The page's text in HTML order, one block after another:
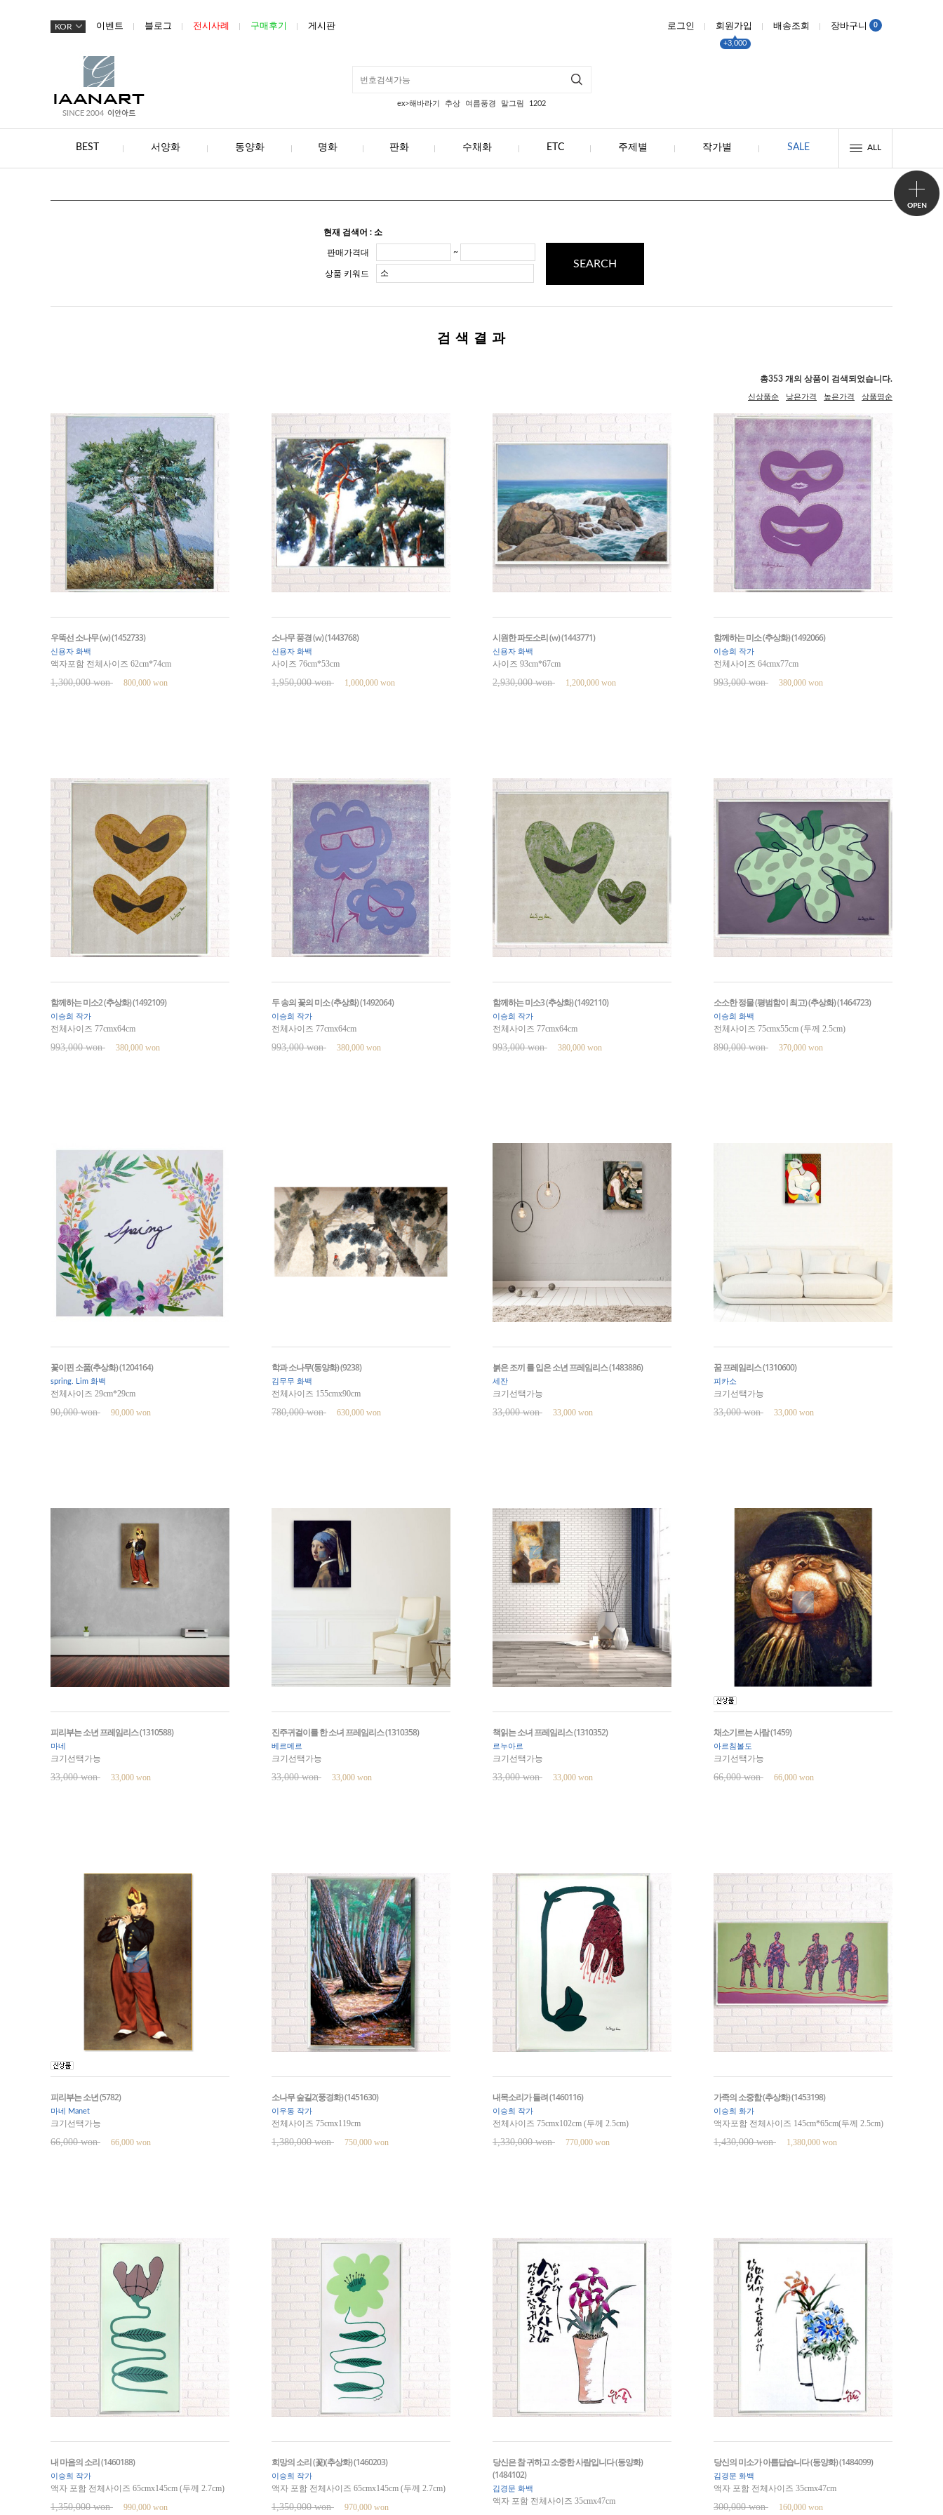
KOR 이벤트 블로그 전시사례 구매후기 게시판 로그인 회원가입
+3,000
배송조회 장바구니 0
ex>해바라기 추상 여름풍경 말그림 1202
BEST 서양화 동양화 명화 판화 수채화 ETC 주제별 작가별 SALE ALL
현재 검색어 : 소
판매가격대 ~
SEARCH
상품 키워드
검 색 결 과
총353 개의 상품이 검색되었습니다.
상품명순
높은가격
낮은가격
신상품순
우뚝선 소나무 (w) (1452733)
신용자 화백
액자포함 전체사이즈 62cm*74cm
1,300,000 won 800,000 won
소나무 풍경 (w) (1443768)
신용자 화백
사이즈 76cm*53cm
1,950,000 won 1,000,000 won
시원한 파도소리 (w) (1443771)
신용자 화백
사이즈 93cm*67cm
2,930,000 won 1,200,000 won
함께하는 미소 (추상화) (1492066)
이승희 작가
전체사이즈 64cmx77cm
993,000 won 380,000 won
함께하는 미소2 (추상화) (1492109)
이승희 작가
전체사이즈 77cmx64cm
993,000 won 380,000 won
두 송의 꽃의 미소 (추상화) (1492064)
이승희 작가
전체사이즈 77cmx64cm
993,000 won 380,000 won
함께하는 미소3 (추상화) (1492110)
이승희 작가
전체사이즈 77cmx64cm
993,000 won 380,000 won
소소한 정물 (평범함이 최고) (추상화) (1464723)
이승희 화백
전체사이즈 75cmx55cm (두께 2.5cm)
890,000 won 370,000 won
꽃이핀 소품(추상화) (1204164)
spring. Lim 화백
전체사이즈 29cm*29cm
90,000 won 90,000 won
학과 소나무(동양화) (9238)
김무무 화백
전체사이즈 155cmx90cm
780,000 won 630,000 won
붉은 조끼 를 입은 소년 프레임리스 (1483886)
세잔
크기선택가능
33,000 won 33,000 won
꿈 프레임리스 (1310600)
피카소
크기선택가능
33,000 won 33,000 won
피리부는 소년 프레임리스 (1310588)
마네
크기선택가능
33,000 won 33,000 won
진주귀걸이를 한 소녀 프레임리스 (1310358)
베르메르
크기선택가능
33,000 won 33,000 won
책읽는 소녀 프레임리스 (1310352)
르누아르
크기선택가능
33,000 won 33,000 won
채소기르는 사람 (1459)
아르침볼도
크기선택가능
66,000 won 66,000 won
피리부는 소년 (5782)
마네 Manet
크기선택가능
66,000 won 66,000 won
소나무 숲길2(풍경화) (1451630)
이우동 작가
전체사이즈 75cmx119cm
1,380,000 won 750,000 won
내목소리가 들려 (1460116)
이승희 작가
전체사이즈 75cmx102cm (두께 2.5cm)
1,330,000 won 770,000 won
가족의 소중함 (추상화) (1453198)
이승희 화가
액자포함 전체사이즈 145cm*65cm(두께 2.5cm)
1,430,000 won 1,380,000 won
내 마음의 소리 (1460188)
이승희 작가
액자 포함 전체사이즈 65cmx145cm (두께 2.7cm)
1,350,000 won 990,000 won
희망의 소리 (꽃)(추상화) (1460203)
이승희 작가
액자 포함 전체사이즈 65cmx145cm (두께 2.7cm)
1,350,000 won 970,000 won
당신은 참 귀하고 소중한 사람입니다 (동양화)
(1484102)
김경문 화백
액자 포함 전체사이즈 35cmx47cm
당신의 미소가 아름답습니다 (동양화) (1484099)
김경문 화백
액자 포함 전체사이즈 35cmx47cm
300,000 won 160,000 won